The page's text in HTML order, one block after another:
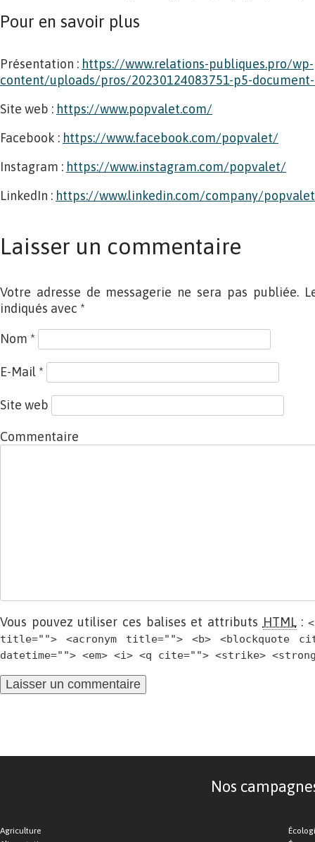
Pour en savoir plus
Présentation : https://www.relations-publiques.pro/wp-
content/uploads/pros/20230124083751-p5-
Site web : https://www.popvalet.com/
Facebook : https://www.facebook.com/popvalet/
Instagram : https://www.instagram.com/popvalet/
LinkedIn : https://www.linkedin.com/company/popvalet
Laisser un commentaire
Votre adresse de messagerie ne sera pas publiée.
indiqués avec *
Nom *
E-Mail *
Site web
Commentaire
Vous pouvez utiliser ces balises et attributs HTML:
title=""> <acronym title=""> <b> <blockquote
datetime=""> <em> <i> <q cite=""> <strike>
Nos
Agriculture